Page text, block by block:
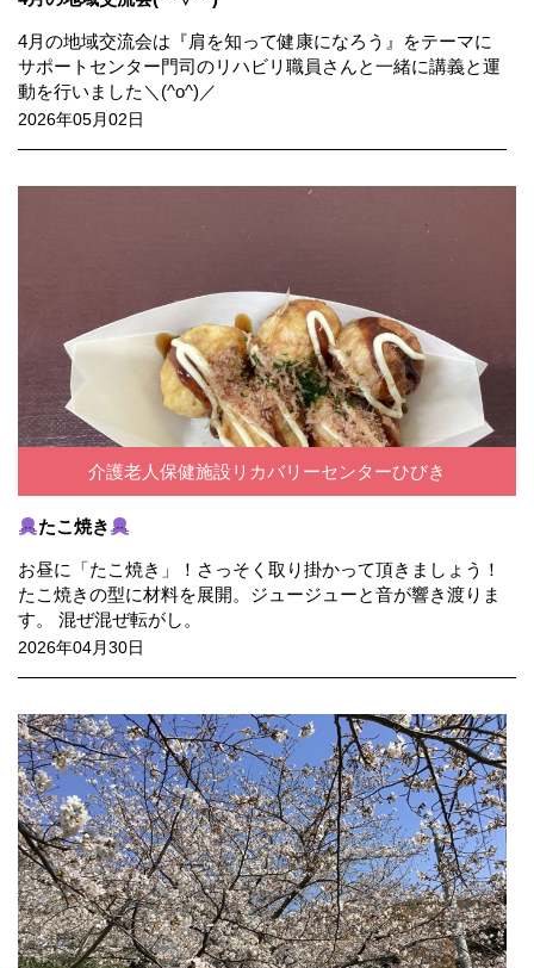
4月の地域交流会は『肩を知って健康になろう』をテーマに
サポートセンター門司のリハビリ職員さんと一緒に講義と運
動を行いました＼(^o^)／
2026年05月02日
介護老人保健施設リカバリーセンターひびき
たこ焼き
お昼に「たこ焼き」！さっそく取り掛かって頂きましょう！
たこ焼きの型に材料を展開。ジュージューと音が響き渡りま
す。 混ぜ混ぜ転がし。
2026年04月30日